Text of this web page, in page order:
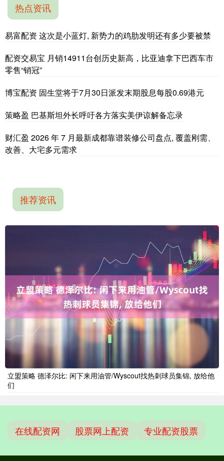
热点资讯
易富配资 这次是小蓝灯, 新势力的鸡肋发明还有多少要被禁
配资交易宝 月销14911台创历史新高，比亚迪拿下巴西车市
零售“销冠”
博宝配资 固生堂将于7月30日派发末期股息每股0.69港元
策略盈 巴基斯坦外长呼吁各方落实美伊谅解备忘录
财汇盈 2026 年 7 月最新成都靠谱装修公司盘点, 覆盖刚需、
改善、大宅多元需求
推荐资讯
立盟策略 德泽尔比: 闲下来用油管/Wyscout找热刺球员集锦, 放给他
们
在线配资网 股票网上配资 专业配资股票